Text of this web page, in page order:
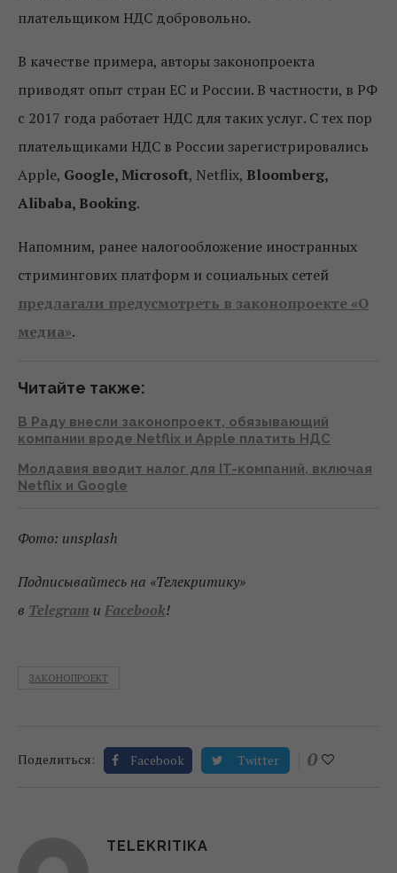
плательщиком НДС добровольно.
В качестве примера, авторы законопроекта
приводят опыт стран ЕС и России. В частности, в РФ
с 2017 года работает НДС для таких услуг. С тех пор
плательщиками НДС в России зарегистрировались
Apple, Google, Microsoft, Netflix, Bloomberg,
Alibaba, Booking.
Напомним, ранее налогообложение иностранных
стримингових платформ и социальных сетей
предлагали предусмотреть в законопроекте «О
медиа».
Читайте также:
В Раду внесли законопроект, обязывающий
компании вроде Netflix и Apple платить НДС
Молдавия вводит налог для IT-компаний, включая
Netflix и Google
Фото: unsplash
Подписывайтесь на «Телекритику»
в Telegram и Facebook!
ЗАКОНОПРОЕКТ
Поделиться: Facebook Twitter 0
TELEKRITIKA